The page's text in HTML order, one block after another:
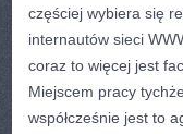
częściej wybiera się
internautów sieci
coraz to więcej jest
Miejscem pracy
współcześnie jest to